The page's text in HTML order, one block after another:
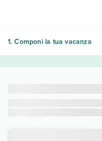
1. Componi la tua vacanza